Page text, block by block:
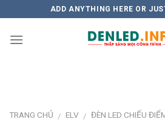
to
content
ADD ANYTHING HERE OR
TRANG CHỦ / ELV / ĐÈN LED CHIẾU